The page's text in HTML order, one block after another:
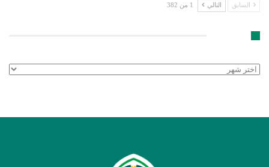
السابق التالي 1 من 382
الأرشيف